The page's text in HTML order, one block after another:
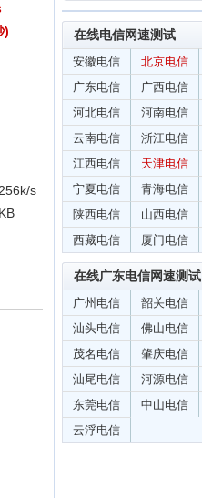
)
s
在线电信网速测试
安徽电信 北京电信
广东电信
广西电信
河北电信
河南电信
云南电信
浙江电信
江西电信
天津电信
宁夏电信
青海电信
陕西电信
山西电信
西藏电信
厦门电信
在线广东电信网速测试
广州电信 韶关电信
汕头电信
佛山电信
茂名电信
肇庆电信
汕尾电信
河源电信
东莞电信
中山电信
云浮电信